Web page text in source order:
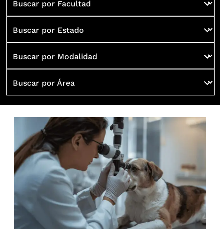
Buscar por Facultad
Buscar por Estado
Buscar por Modalidad
Buscar por Área